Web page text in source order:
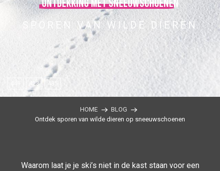
Ontdekking met sneeuwschoenen
SPOREN VAN WILDE DIEREN
423 485
HOME
BLOG
Ontdek sporen van wilde dieren op sneeuwschoenen
Waarom laat je je ski’s niet in de kast staan voor een